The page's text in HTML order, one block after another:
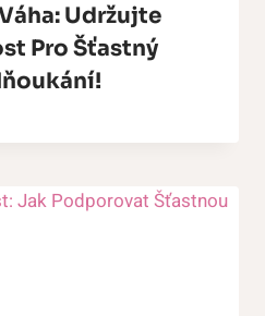
Udržujte
Pro Šťastný